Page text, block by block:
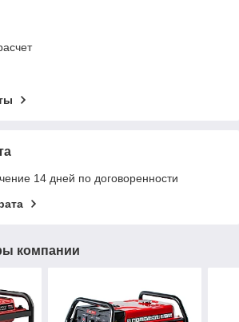
14 дней по договоренности
компании